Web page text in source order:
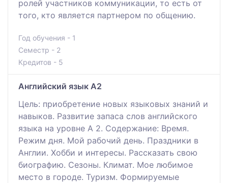
ролей участников коммуникации, то есть от
того, кто является партнером по общению.
Год обучения - 1
Семестр - 2
Кредитов - 5
Английский язык A2
Цель: приобретение новых языковых знаний и
навыков. Развитие запаса слов английского
языка на уровне А 2. Содержание: Время.
Режим дня. Мой рабочий день. Праздники в
Англии. Хобби и интересы. Рассказать свою
биографию. Сезоны. Климат. Мое любимое
место в городе. Туризм. Формируемые